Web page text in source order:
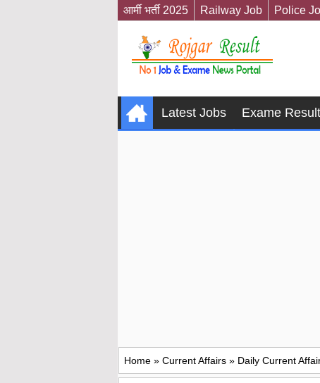
आर्मी भर्ती 2025 Railway Job Police
Latest Jobs Exame Result
Home » Current Affairs » Daily Current